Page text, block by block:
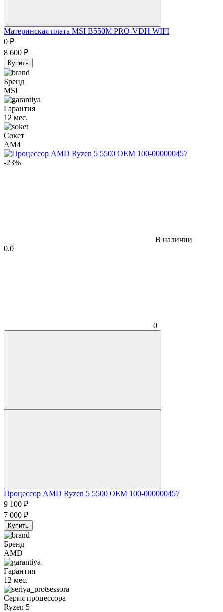
Материнская плата MSI B550M PRO-VDH WIFI
0 ₽
8 600 ₽
Купить
Бренд
MSI
Гарантия
12 мес.
Сокет
AM4
-23%
В наличии
0.0
0
Процессор AMD Ryzen 5 5500 OEM 100-000000457
9 100 ₽
7 000 ₽
Купить
Бренд
AMD
Гарантия
12 мес.
Серия процессора
Ryzen 5